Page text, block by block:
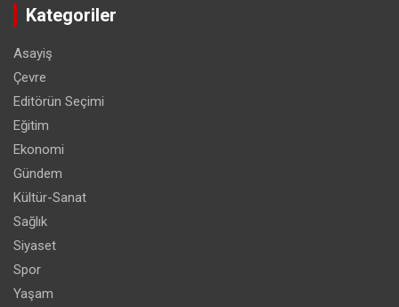
Kategoriler
Asayiş
Çevre
Editörün Seçimi
Eğitim
Ekonomi
Gündem
Kültür-Sanat
Sağlık
Siyaset
Spor
Yaşam